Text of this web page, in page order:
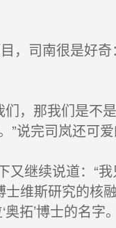
司南很是好
，那我们是不
说完司岚还可
继续说道：“
士维斯研究的
拓’博士的名字。